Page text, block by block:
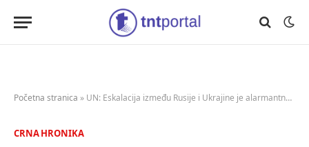
Početna stranica » UN: Eskalacija između Rusije i Ukrajine je alarmantna, zabranjeno je napadati civile
CRNA HRONIKA